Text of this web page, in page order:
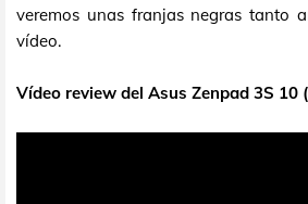
veremos unas franjas negras tanto
vídeo.
Vídeo review del Asus Zenpad 3S 10